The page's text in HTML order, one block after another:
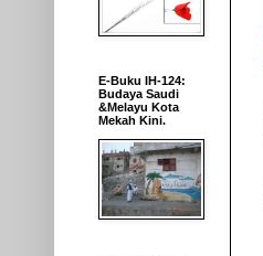
E-Buku IH-124:
Budaya Saudi
&Melayu Kota
Mekah Kini.